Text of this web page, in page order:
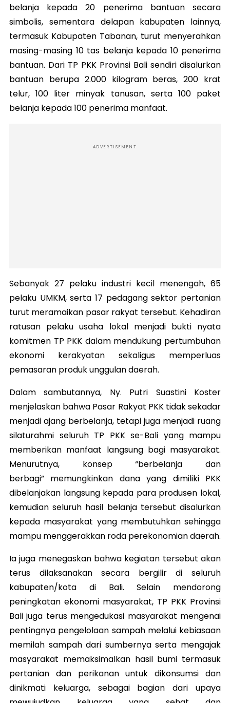
belanja kepada 20 penerima bantuan secara
simbolis, sementara delapan kabupaten lainnya,
termasuk Kabupaten Tabanan, turut menyerahkan
masing-masing 10 tas belanja kepada 10 penerima
bantuan. Dari TP PKK Provinsi Bali sendiri disalurkan
bantuan berupa 2.000 kilogram beras, 200 krat
telur, 100 liter minyak tanusan, serta 100 paket
belanja kepada 100 penerima manfaat.
ADVERTISEMENT
Sebanyak 27 pelaku industri kecil menengah, 65
pelaku UMKM, serta 17 pedagang sektor pertanian
turut meramaikan pasar rakyat tersebut. Kehadiran
ratusan pelaku usaha lokal menjadi bukti nyata
komitmen TP PKK dalam mendukung pertumbuhan
ekonomi kerakyatan sekaligus memperluas
pemasaran produk unggulan daerah.
Dalam sambutannya, Ny. Putri Suastini Koster
menjelaskan bahwa Pasar Rakyat PKK tidak sekadar
menjadi ajang berbelanja, tetapi juga menjadi ruang
silaturahmi seluruh TP PKK se-Bali yang mampu
memberikan manfaat langsung bagi masyarakat.
Menurutnya, konsep “berbelanja dan
berbagi” memungkinkan dana yang dimiliki PKK
dibelanjakan langsung kepada para produsen lokal,
kemudian seluruh hasil belanja tersebut disalurkan
kepada masyarakat yang membutuhkan sehingga
mampu menggerakkan roda perekonomian daerah.
Ia juga menegaskan bahwa kegiatan tersebut akan
terus dilaksanakan secara bergilir di seluruh
kabupaten/kota di Bali. Selain mendorong
peningkatan ekonomi masyarakat, TP PKK Provinsi
Bali juga terus mengedukasi masyarakat mengenai
pentingnya pengelolaan sampah melalui kebiasaan
memilah sampah dari sumbernya serta mengajak
masyarakat memaksimalkan hasil bumi termasuk
pertanian dan perikanan untuk dikonsumsi dan
dinikmati keluarga, sebagai bagian dari upaya